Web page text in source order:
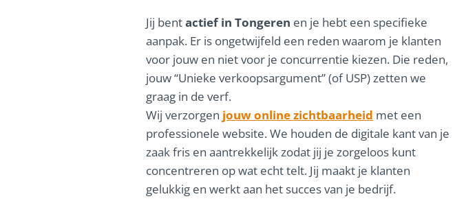
Jij bentactief in Tongeren en je hebt een specifieke
aanpak. Er is ongetwijfeld een reden waarom je klanten
voor jouw en niet voor je concurrentie kiezen. Die reden,
jouw “Unieke verkoopsargument” (of USP) zetten we
graag in de verf.
Wij verzorgen jouw online zichtbaarheid met een
professionele website. We houden de digitale kant van je
zaak fris en aantrekkelijk zodat jij je zorgeloos kunt
concentreren op wat echt telt. Jij maakt je klanten
gelukkig en werkt aan het succes van je bedrijf.